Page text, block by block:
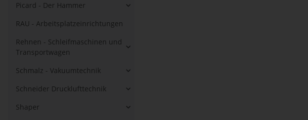
Picard - Der Hammer
RAU - Arbeitsplatzeinrichtungen
Rehnen - Schleifmaschinen und
Transportwagen
Schmalz - Vakuumtechnik
Schneider Drucklufttechnik
Shaper